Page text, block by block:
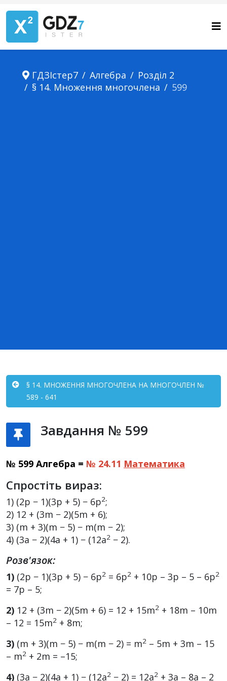
ГДЗІстер7 Алгебра
Розділ 2
§ 14. Множення многочлена
599
§ 14. МНОЖЕННЯ МНОГОЧЛЕНА НА МНОГОЧЛЕН №
589 - 641
Завдання № 599
№ 599 Алгебра = № 24.11 Математика
Спростіть вираз:
1) (2p − 1)(3p + 5) − 6p2;
2) 12 + (3m − 2)(5m + 6);
3) (m + 3)(m − 5) − m(m − 2);
4) (3a − 2)(4a + 1) − (12a2 − 2).
Розв'язок:
1) (2p − 1)(3p + 5) − 6p2 = 6р2 + 10p – 3р – 5 – 6р2
= 7p – 5;
2) 12 + (3m − 2)(5m + 6) = 12 + 15m2 + 18m – 10m
– 12 = 15m2 + 8m;
3) (m + 3)(m − 5) − m(m − 2) = m2 – 5m + 3m – 15
– m2 + 2m = –15;
4) (3a − 2)(4a + 1) − (12a2 − 2) = 12а2 + 3а – 8а – 2